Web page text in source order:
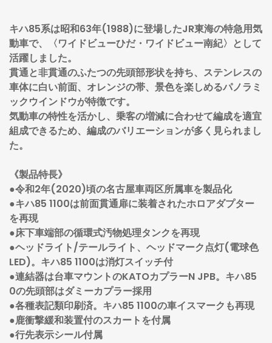
キハ85系は昭和63年(1988)に登場したJR東海の特急用気
動車で、〈ワイドビューひだ・ワイドビュー南紀〉として
活躍しました。
貫通と非貫通のふたつの先頭部形状を持ち、ステンレスの
車体に白い前面、オレンジの帯、景色を楽しめるパノラミ
ックウインドウが特徴です。
気動車の特性を活かし、乗客の増減に合わせて編成を適宜
組成できるため、編成のバリエーションが多く見られまし
た。
《製品特長》
●令和2年(2020)頃の名古屋車両区所属車を製品化
●キハ85 1100は前面貫通扉に装着されたホロアダプター
を再現
●床下車端部の循環式汚物処理タンクを再現
●ヘッドライト/テールライト、ヘッドマーク点灯(電球色
LED)。キハ85 1100は消灯スイッチ付
●連結器は台車マウントのKATOカプラーN JPB。キハ85
0の先頭部はダミーカプラー採用
●各種表記類印刷済。キハ85 1100の車イスマークも再現
●鹿衝撃緩和装置付のスカートを付属
●行先表示シール付属